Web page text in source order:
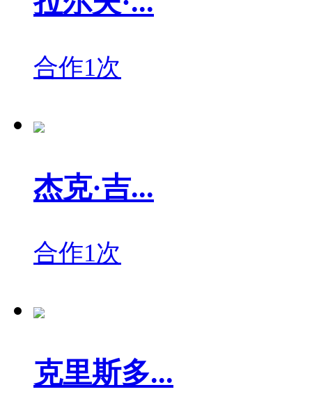
合作1次
杰克·吉...
合作1次
克里斯多...